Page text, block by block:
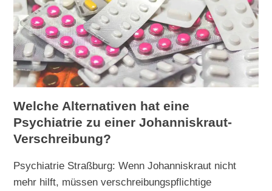
Welche Alternativen hat eine
Psychiatrie zu einer Johanniskraut-
Verschreibung?
Psychiatrie Straßburg: Wenn Johanniskraut nicht
mehr hilft, müssen verschreibungspflichtige